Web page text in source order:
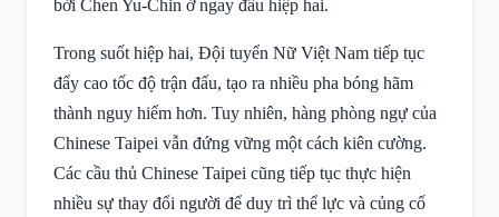
bởi Chen Yu-Chin ở ngay đầu hiệp hai.
Trong suốt hiệp hai, Đội tuyển Nữ Việt Nam tiếp tục
đẩy cao tốc độ trận đấu, tạo ra nhiều pha bóng hãm
thành nguy hiểm hơn. Tuy nhiên, hàng phòng ngự của
Chinese Taipei vẫn đứng vững một cách kiên cường.
Các cầu thủ Chinese Taipei cũng tiếp tục thực hiện
nhiều sự thay đổi người để duy trì thể lực và củng cố